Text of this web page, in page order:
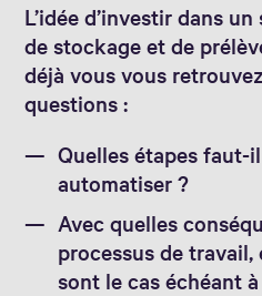
L’idée d’investir dans
de stockage et de
déjà vous vous
questions :
Quelles étapes faut-
automatiser ?
Avec quelles
processus de
sont le cas échéant